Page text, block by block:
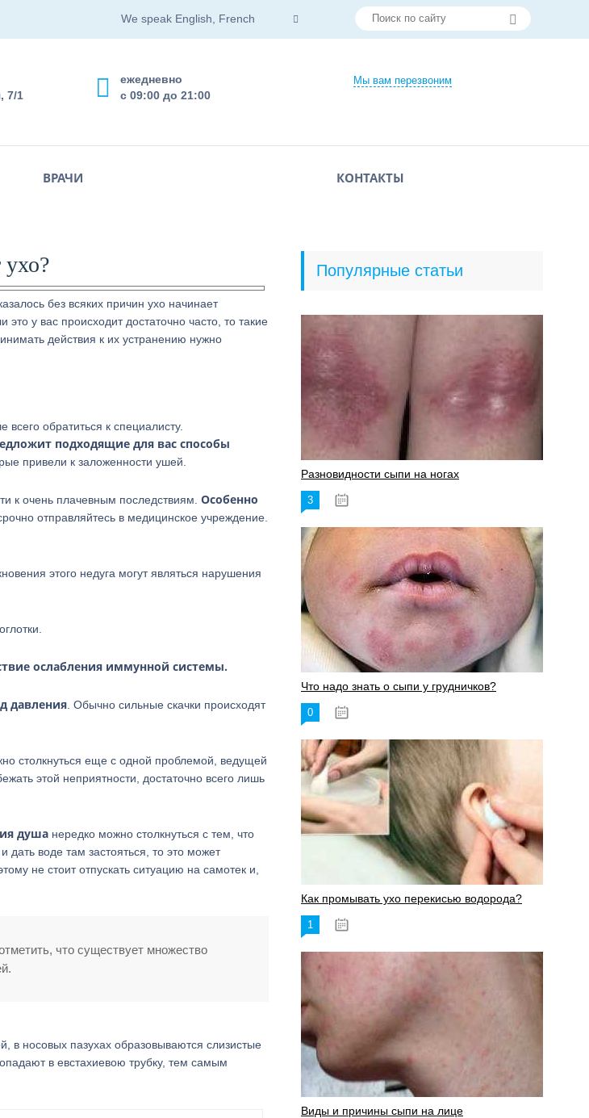
We speak English, French
Мы вам перезвоним
ежедневно
с 09:00 до 21:00
7/1
ВРАЧИ КОНТАКТЫ
ухо?
без всяких причин ухо начинает
у вас происходит достаточно часто, то такие
действия к их устранению нужно
обратиться к специалисту.
подходящие для вас способы
привели к заложенности ушей.
к очень плачевным последствиям. Особенно
отправляйтесь в медицинское учреждение.
этого недуга могут являться нарушения
ослабления иммунной системы.
давления . Обычно сильные скачки происходят
столкнуться еще с одной проблемой, ведущей
этой неприятности, достаточно всего лишь
душа нередко можно столкнуться с тем, что
воде там застояться, то это может
не стоит отпускать ситуацию на самотек и,
что существует множество
в носовых пазухах образовываются слизистые
в евстахиевою трубку, тем самым
Популярные статьи
Разновидности сыпи на ногах
3
Что надо знать о сыпи у грудничков?
0
Как промывать ухо перекисью водорода?
1
Виды и причины сыпи на лице